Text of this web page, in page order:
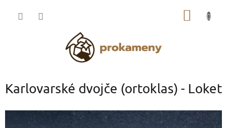
Karlovarské dvojče (ortoklas) - Loket